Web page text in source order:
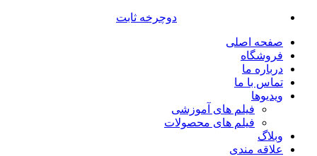
دوچرخه ثابت
صفحه اصلی
فروشگاه
درباره ما
تماس با ما
ویدیوها
فیلم های آموزشی
فیلم های محصولات
وبلاگ
علاقه مندی